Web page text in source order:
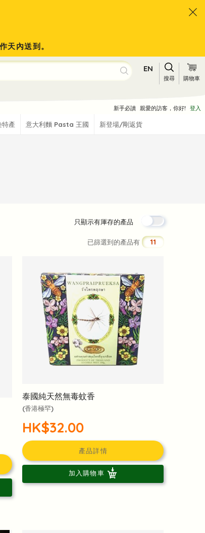
內送到。
EN
搜尋 購物車
新手必讀 親愛的訪客，你好! 登入
特產 意大利麵 Pasta 王國 新登場/剛返貨
只顯示有厙存的產品
已篩選到的產品有 11
泰國純天然無毒蚊香
(香港極罕)
HK$32.00
產品詳情
加入購物車